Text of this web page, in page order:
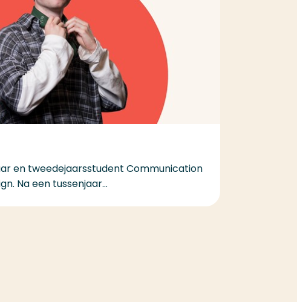
en tweedejaarsstudent Communication
Na een tussenjaar...